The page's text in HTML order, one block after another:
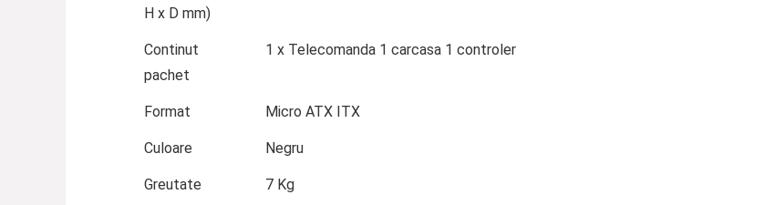
H x D mm)
Continut
pachet
1 x Telecomanda 1 carcasa 1 controler
Format Micro ATX ITX
Culoare Negru
Greutate
7 Kg